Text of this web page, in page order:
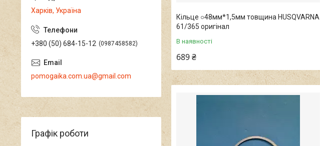
Кільце ○48мм*1,5мм товщина HUSQVARNA
61/365 оригінал
В наявності
689 ₴
Харків, Україна
+380 (50) 684-15-12 0987458582
pomogaika.com.ua@gmail.com
Графік роботи